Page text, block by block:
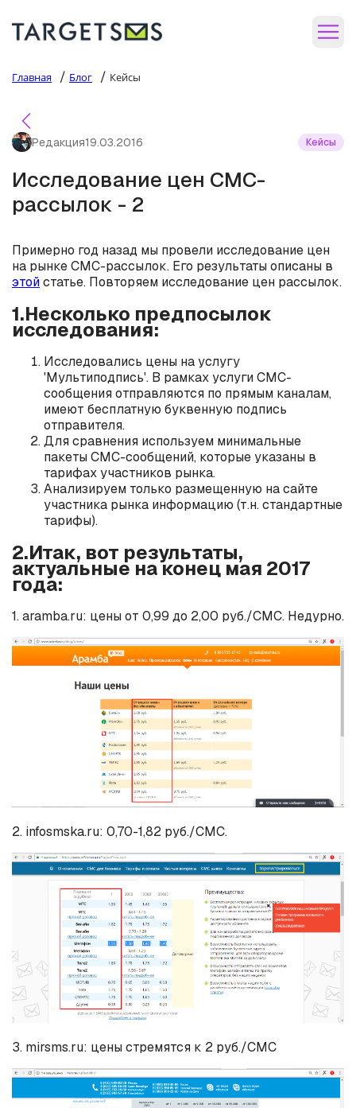
Главная / Блог / Кейсы
Редакция19.03.2016 Кейсы
Исследование цен СМС-
рассылок - 2
Примерно год назад мы провели исследование цен
на рынке СМС-рассылок. Его результаты описаны в
этойстатье. Повторяем исследование цен рассылок.
1.Несколько предпосылок
исследования:
Исследовались цены на услугу
'Мультиподпись'. В рамках услуги СМС-
сообщения отправляются по прямым каналам,
имеют бесплатную буквенную подпись
отправителя.
Для сравнения используем минимальные
пакеты СМС-сообщений, которые указаны в
тарифах участников рынка.
Анализируем только размещенную на сайте
участника рынка информацию (т.н. стандартные
тарифы).
2.Итак, вот результаты,
актуальные на конец мая 2017
года:
1. aramba.ru: цены от 0,99 до 2,00 руб./СМС. Недурно.
2. infosmska.ru: 0,70-1,82 руб./СМС.
3. mirsms.ru: цены стремятся к 2 руб./СМС